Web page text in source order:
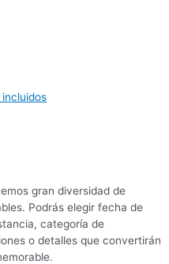
gran diversidad de
Podrás elegir fecha de
categoría de
o detalles que convertirán